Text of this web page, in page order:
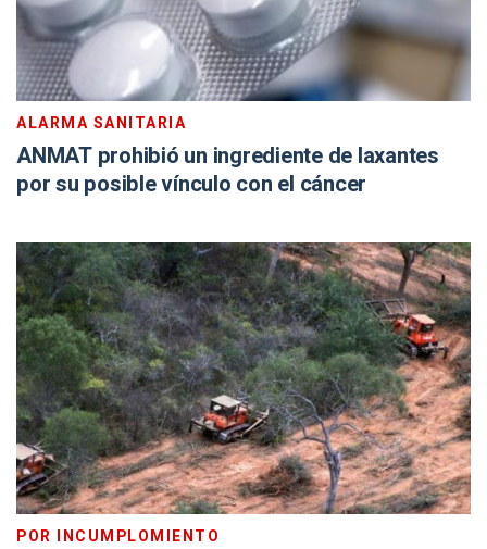
ALARMA SANITARIA
ANMAT prohibió un ingrediente de laxantes
por su posible vínculo con el cáncer
POR INCUMPLOMIENTO